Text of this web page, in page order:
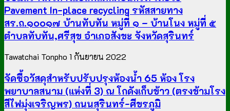
Pavement In-place recycling รหัสสายทาง
สร.ถ.๑๐๐๑๗ บ้านทับทัน หมู่ที่ ๑ – บ้านโนง หมู่ที่ ๕
ตำบลทับทัน,ศรีสุข อำเภอสังขะ จังหวัดสุรินทร์
Tawatchai Tonpho 1 กันยายน 2022
จัดซื้อวัสดุสำหรับปรับปรุงห้องน้ำ 65 ห้อง โรง
พยาบาลสนาม (แห่งที่ 3) ณ โกดังเก็บข้าว (ตรงข้ามโรง
สีไฟมุ่งเจริญพร) ถนนสุรินทร์-ศีขรภูมิ